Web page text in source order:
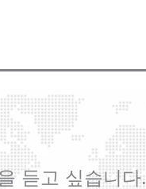
듣고 싶습니다.